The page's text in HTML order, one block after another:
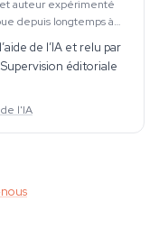
auteur expérimenté
depuis longtemps à
le CBD, les
de l’IA et relu par
éditoriale
l'IA